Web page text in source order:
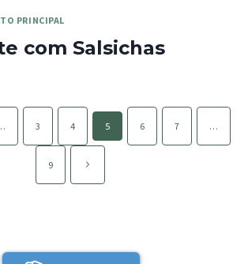
PRINCIPAL
com Salsichas
3 4 5 6 7 …
9
Página
seguinte